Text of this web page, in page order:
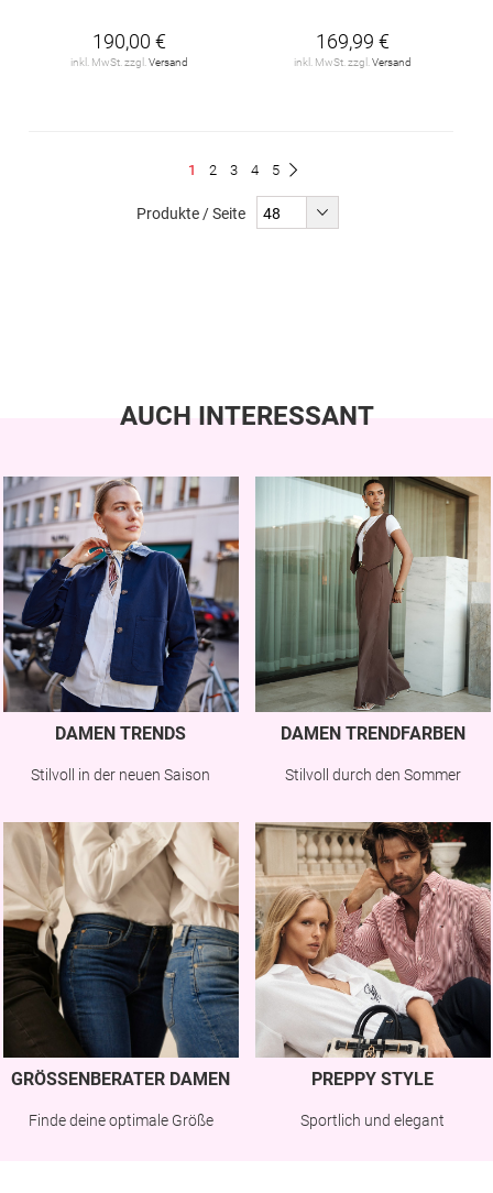
190,00 €
inkl. MwSt. zzgl. Versand
169,99 €
inkl. MwSt. zzgl. Versand
Du
1 Seite
2 Seite
3 Seite
4 Seite
5
Produkte / Seite
AUCH INTERESSANT
DAMEN TRENDS
Stilvoll in der neuen Saison
DAMEN TRENDFARBEN
Stilvoll durch den Sommer
GRÖSSENBERATER DAMEN
Finde deine optimale Größe
PREPPY STYLE
Sportlich und elegant